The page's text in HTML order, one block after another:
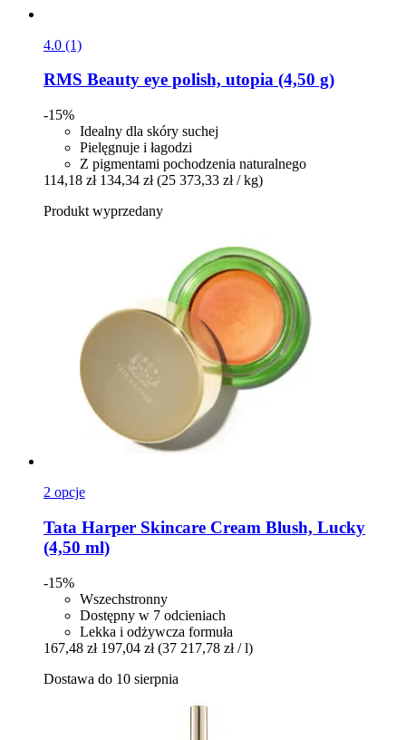
4.0 (1)
RMS Beauty eye polish, utopia (4,50 g)
-15%
Idealny dla skóry suchej
Pielęgnuje i łagodzi
Z pigmentami pochodzenia naturalnego
114,18 zł 134,34 zł (25 373,33 zł / kg)
Produkt wyprzedany
2 opcje
Tata Harper Skincare Cream Blush, Lucky
(4,50 ml)
-15%
Wszechstronny
Dostępny w 7 odcieniach
Lekka i odżywcza formuła
167,48 zł 197,04 zł (37 217,78 zł / l)
Dostawa do 10 sierpnia